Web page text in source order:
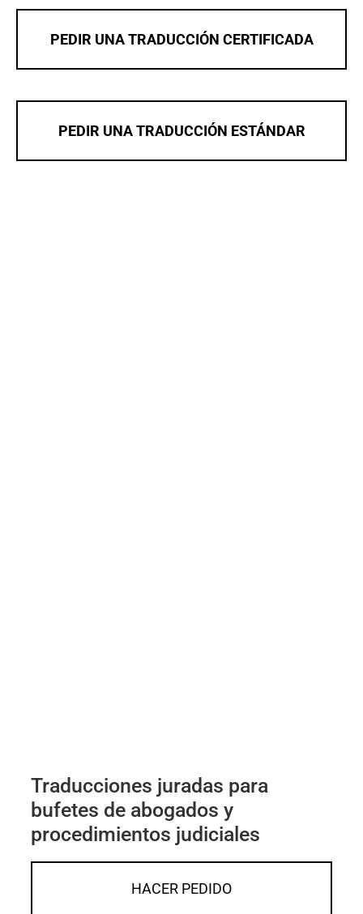
PEDIR UNA TRADUCCIÓN CERTIFICADA
PEDIR UNA TRADUCCIÓN ESTÁNDAR
Traducciones juradas para
bufetes de abogados y
procedimientos judiciales
HACER PEDIDO